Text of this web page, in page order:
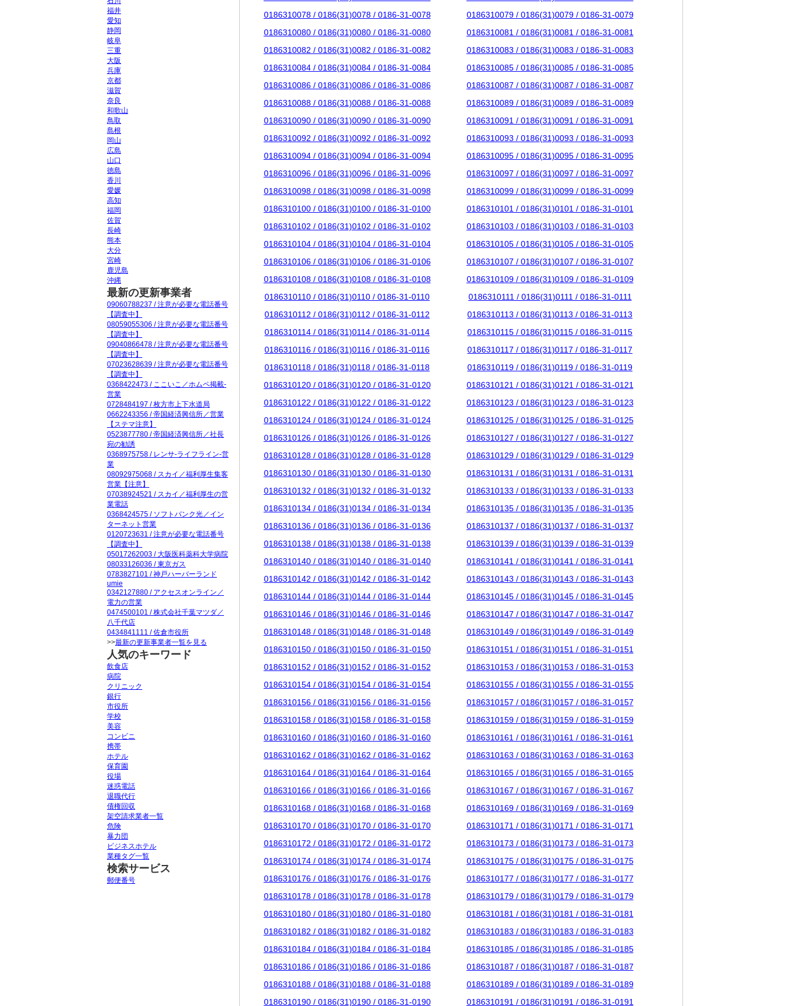
0186310078 / 0186(31)0078 / 0186-31-0078
0186310079 / 0186(31)0079 / 0186-31-0079
0186310080 / 0186(31)0080 / 0186-31-0080
0186310081 / 0186(31)0081 / 0186-31-0081
0186310082 / 0186(31)0082 / 0186-31-0082
0186310083 / 0186(31)0083 / 0186-31-0083
0186310084 / 0186(31)0084 / 0186-31-0084
0186310085 / 0186(31)0085 / 0186-31-0085
0186310086 / 0186(31)0086 / 0186-31-0086
0186310087 / 0186(31)0087 / 0186-31-0087
0186310088 / 0186(31)0088 / 0186-31-0088
0186310089 / 0186(31)0089 / 0186-31-0089
0186310090 / 0186(31)0090 / 0186-31-0090
0186310091 / 0186(31)0091 / 0186-31-0091
0186310092 / 0186(31)0092 / 0186-31-0092
0186310093 / 0186(31)0093 / 0186-31-0093
0186310094 / 0186(31)0094 / 0186-31-0094
0186310095 / 0186(31)0095 / 0186-31-0095
0186310096 / 0186(31)0096 / 0186-31-0096
0186310097 / 0186(31)0097 / 0186-31-0097
0186310098 / 0186(31)0098 / 0186-31-0098
0186310099 / 0186(31)0099 / 0186-31-0099
0186310100 / 0186(31)0100 / 0186-31-0100
0186310101 / 0186(31)0101 / 0186-31-0101
0186310102 / 0186(31)0102 / 0186-31-0102
0186310103 / 0186(31)0103 / 0186-31-0103
0186310104 / 0186(31)0104 / 0186-31-0104
0186310105 / 0186(31)0105 / 0186-31-0105
0186310106 / 0186(31)0106 / 0186-31-0106
0186310107 / 0186(31)0107 / 0186-31-0107
0186310108 / 0186(31)0108 / 0186-31-0108
0186310109 / 0186(31)0109 / 0186-31-0109
0186310110 / 0186(31)0110 / 0186-31-0110
0186310111 / 0186(31)0111 / 0186-31-0111
0186310112 / 0186(31)0112 / 0186-31-0112
0186310113 / 0186(31)0113 / 0186-31-0113
0186310114 / 0186(31)0114 / 0186-31-0114
0186310115 / 0186(31)0115 / 0186-31-0115
0186310116 / 0186(31)0116 / 0186-31-0116
0186310117 / 0186(31)0117 / 0186-31-0117
0186310118 / 0186(31)0118 / 0186-31-0118
0186310119 / 0186(31)0119 / 0186-31-0119
0186310120 / 0186(31)0120 / 0186-31-0120
0186310121 / 0186(31)0121 / 0186-31-0121
0186310122 / 0186(31)0122 / 0186-31-0122
0186310123 / 0186(31)0123 / 0186-31-0123
0186310124 / 0186(31)0124 / 0186-31-0124
0186310125 / 0186(31)0125 / 0186-31-0125
0186310126 / 0186(31)0126 / 0186-31-0126
0186310127 / 0186(31)0127 / 0186-31-0127
0186310128 / 0186(31)0128 / 0186-31-0128
0186310129 / 0186(31)0129 / 0186-31-0129
0186310130 / 0186(31)0130 / 0186-31-0130
0186310131 / 0186(31)0131 / 0186-31-0131
0186310132 / 0186(31)0132 / 0186-31-0132
0186310133 / 0186(31)0133 / 0186-31-0133
0186310134 / 0186(31)0134 / 0186-31-0134
0186310135 / 0186(31)0135 / 0186-31-0135
0186310136 / 0186(31)0136 / 0186-31-0136
0186310137 / 0186(31)0137 / 0186-31-0137
0186310138 / 0186(31)0138 / 0186-31-0138
0186310139 / 0186(31)0139 / 0186-31-0139
0186310140 / 0186(31)0140 / 0186-31-0140
0186310141 / 0186(31)0141 / 0186-31-0141
0186310142 / 0186(31)0142 / 0186-31-0142
0186310143 / 0186(31)0143 / 0186-31-0143
0186310144 / 0186(31)0144 / 0186-31-0144
0186310145 / 0186(31)0145 / 0186-31-0145
0186310146 / 0186(31)0146 / 0186-31-0146
0186310147 / 0186(31)0147 / 0186-31-0147
0186310148 / 0186(31)0148 / 0186-31-0148
0186310149 / 0186(31)0149 / 0186-31-0149
0186310150 / 0186(31)0150 / 0186-31-0150
0186310151 / 0186(31)0151 / 0186-31-0151
0186310152 / 0186(31)0152 / 0186-31-0152
0186310153 / 0186(31)0153 / 0186-31-0153
0186310154 / 0186(31)0154 / 0186-31-0154
0186310155 / 0186(31)0155 / 0186-31-0155
0186310156 / 0186(31)0156 / 0186-31-0156
0186310157 / 0186(31)0157 / 0186-31-0157
0186310158 / 0186(31)0158 / 0186-31-0158
0186310159 / 0186(31)0159 / 0186-31-0159
0186310160 / 0186(31)0160 / 0186-31-0160
0186310161 / 0186(31)0161 / 0186-31-0161
0186310162 / 0186(31)0162 / 0186-31-0162
0186310163 / 0186(31)0163 / 0186-31-0163
0186310164 / 0186(31)0164 / 0186-31-0164
0186310165 / 0186(31)0165 / 0186-31-0165
0186310166 / 0186(31)0166 / 0186-31-0166
0186310167 / 0186(31)0167 / 0186-31-0167
0186310168 / 0186(31)0168 / 0186-31-0168
0186310169 / 0186(31)0169 / 0186-31-0169
0186310170 / 0186(31)0170 / 0186-31-0170
0186310171 / 0186(31)0171 / 0186-31-0171
0186310172 / 0186(31)0172 / 0186-31-0172
0186310173 / 0186(31)0173 / 0186-31-0173
0186310174 / 0186(31)0174 / 0186-31-0174
0186310175 / 0186(31)0175 / 0186-31-0175
0186310176 / 0186(31)0176 / 0186-31-0176
0186310177 / 0186(31)0177 / 0186-31-0177
0186310178 / 0186(31)0178 / 0186-31-0178
0186310179 / 0186(31)0179 / 0186-31-0179
0186310180 / 0186(31)0180 / 0186-31-0180
0186310181 / 0186(31)0181 / 0186-31-0181
0186310182 / 0186(31)0182 / 0186-31-0182
0186310183 / 0186(31)0183 / 0186-31-0183
0186310184 / 0186(31)0184 / 0186-31-0184
0186310185 / 0186(31)0185 / 0186-31-0185
0186310186 / 0186(31)0186 / 0186-31-0186
0186310187 / 0186(31)0187 / 0186-31-0187
0186310188 / 0186(31)0188 / 0186-31-0188
0186310189 / 0186(31)0189 / 0186-31-0189
0186310190 / 0186(31)0190 / 0186-31-0190
0186310191 / 0186(31)0191 / 0186-31-0191
福井
愛知
静岡
岐阜
三重
大阪
兵庫
京都
滋賀
奈良
和歌山
鳥取
島根
岡山
広島
山口
徳島
香川
愛媛
高知
福岡
佐賀
長崎
熊本
大分
宮崎
鹿児島
沖縄
最新の更新事業者
09060788237 / 注意が必要な電話番号
【調査中】
08059055306 / 注意が必要な電話番号
【調査中】
09040866478 / 注意が必要な電話番号
【調査中】
07023628639 / 注意が必要な電話番号
【調査中】
0368422473 / ここいこ／ホムペ掲載-
営業
0728484197 / 枚方市上下水道局
0662243356 / 帝国経済興信所／営業
【ステマ注意】
0523877780 / 帝国経済興信所／社長
宛の勧誘
0368975758 / レンサ-ライフライン-営
業
08092975068 / スカイ／福利厚生集客
営業【注意】
07038924521 / スカイ／福利厚生の営
業電話
0368424575 / ソフトバンク光／イン
ターネット営業
0120723631 / 注意が必要な電話番号
【調査中】
05017262003 / 大阪医科薬科大学病院
08033126036 / 東京ガス
0783827101 / 神戸ハーバーランド
umie
0342127880 / アクセスオンライン／
電力の営業
0474500101 / 株式会社千葉マツダ／
八千代店
0434841111 / 佐倉市役所
>>最新の更新事業者一覧を見る
人気のキーワード
飲食店
病院
クリニック
銀行
市役所
学校
美容
コンビニ
携帯
ホテル
保育園
役場
迷惑電話
退職代行
債権回収
架空請求業者一覧
危険
暴力団
ビジネスホテル
業種タグ一覧
検索サービス
郵便番号